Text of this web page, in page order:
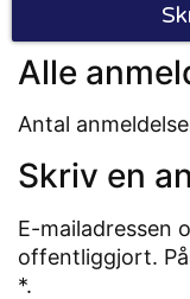
Alle
Antal
Skriv en
E-mailadressen
offentliggjort.
*.